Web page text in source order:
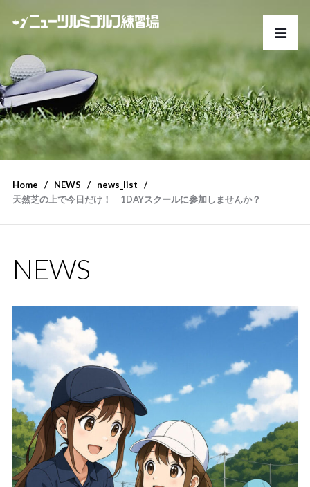
Home NEWS
news_list
天然芝の上で今日だけ！ 1DAYスクールに参加しませんか？
NEWS